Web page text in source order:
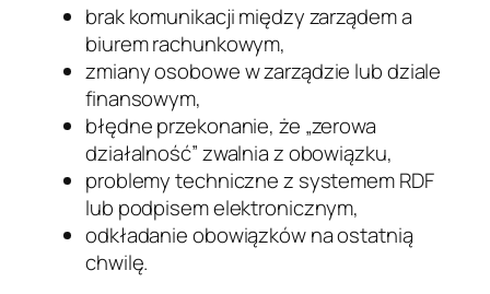
brak komunikacji między zarządem a
biurem rachunkowym,
zmiany osobowe w zarządzie lub dziale
finansowym,
błędne przekonanie, że „zerowa
działalność” zwalnia z obowiązku,
problemy techniczne z systemem RDF
lub podpisem elektronicznym,
odkładanie obowiązków na ostatnią
chwilę.